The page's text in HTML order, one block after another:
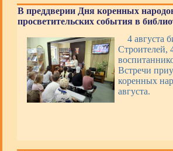
В преддверии Дня коренных
просветительских события в
4 августа
Строителей,
Встречи
коренных
августа.